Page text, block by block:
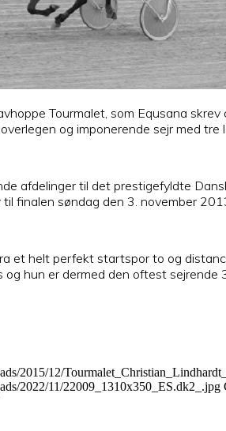
Tourmalet, som Equsana
og imponerende sejr med tre
afdelinger til det prestigefyldte
finalen søndag den 3. november
et helt perfekt startspor to og
hun er dermed den oftest sejrende
2015/12/
2022/11/22009_1310x350_ES.dk2_.jpg